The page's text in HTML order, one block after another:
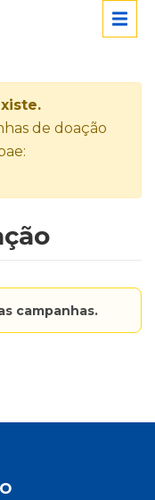
de doação
campanhas.